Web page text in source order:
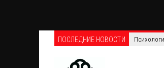
ПОСЛЕДНИЕ НОВОСТИ